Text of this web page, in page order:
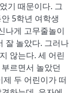
기 때문이다. 그
5학년 여학생
나게 고무줄놀이
잘 놀았다. 그러나
않는다. 세 어린
르면서 놀았던
두 어린이가 떠